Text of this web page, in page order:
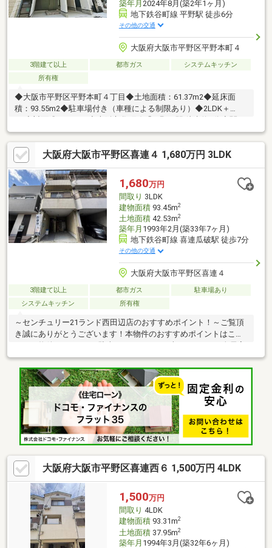
築年月 2024年8月(築2年1ヶ月)
地下鉄谷町線 平野駅 徒歩6分
その他の交通
大阪府大阪市平野区平野本町４
3階建て以上 都市ガス
システムキッチン
所有権
◆大阪市平野区平野本町４丁目◆土地面積：61.37m2◆延床面
積：93.55m2◆駐車場付き（車種による制限あり）◆2LDK＋
本線線「平野」駅 徒歩約14分◆内覧可能です。お気軽にお問い合
わせください。
大阪府大阪市平野区喜連４ 1,680万円 3LDK
1,680万円
間取り 3LDK
建物面積93.45m2
土地面積42.53m2
築年月 1993年2月(築33年7ヶ月)
地下鉄谷町線 喜連瓜破駅 徒歩7分
その他の交通
大阪府大阪市平野区喜連４
3階建て以上 都市ガス
駐車場あり
システムキッチン
所有権
～センチュリー21ランド西田辺店のおすすめポイント！～ご覧頂
き誠にありがとうございます！本物件のおすすめポイントはこち
に収納あり！■広々としたリビングです！＜立地＞■大阪メトロ谷
町線「喜連瓜破」駅より徒歩約7分お気軽にお問い合わせくださ
い！＜センチュリー21ランドについて＞●センチュリー21ランド
西田辺店は・・・ お客様のニーズに寄り添い、大切なお住まい
のご購入に最後まで伴走いたします！●リフォームのご相談も承
っております。●不動産に関するお悩み等、なんでもお気軽にご
相談くださいませ！
大阪府大阪市平野区喜連西６ 1,500万円 4LDK
1,500万円
間取り 4LDK
建物面積93.31m2
土地面積37.95m2
築年月 1994年3月(築32年6ヶ月)